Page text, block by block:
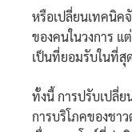
หรือเปลี่ยนเทคนิค
ของคนในวงการ แ
เป็นที่ยอมรับในที่สุ
ทั้งนี้ การปรับเปลี่ย
การบริโภคของชา